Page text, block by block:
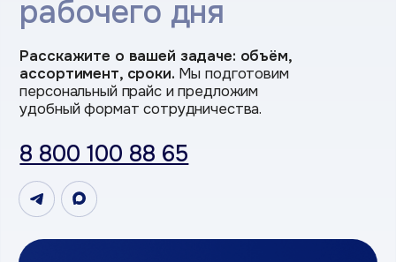
телефон
Оставьте заявку или свяжитесь
с нами напрямую удобным способом